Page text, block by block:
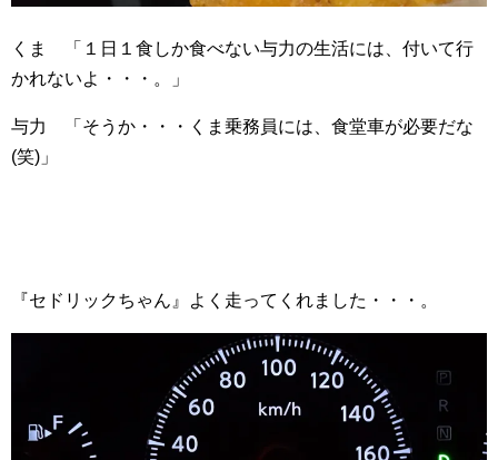
くま 「１日１食しか食べない与力の生活には、付いて行
かれないよ・・・。」
与力 「そうか・・・くま乗務員には、食堂車が必要だな
(笑)」
『セドリックちゃん』よく走ってくれました・・・。